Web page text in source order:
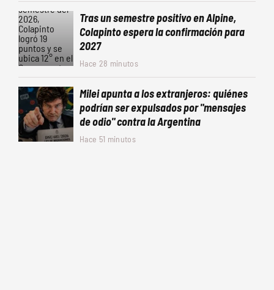
Tras un semestre positivo en Alpine,
Colapinto espera la confirmación para
2027
Hace 28 minutos
Milei apunta a los extranjeros: quiénes
podrían ser expulsados por "mensajes
de odio" contra la Argentina
Hace 51 minutos